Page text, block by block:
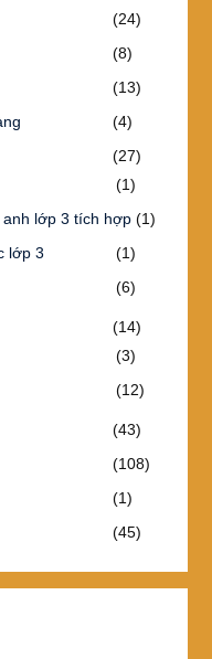
(24)
(8)
(13)
(4)
(27)
(1)
anh lớp 3 tích hợp(1)
lớp 3
(1)
(6)
(14)
(3)
(12)
(43)
(108)
(1)
(45)